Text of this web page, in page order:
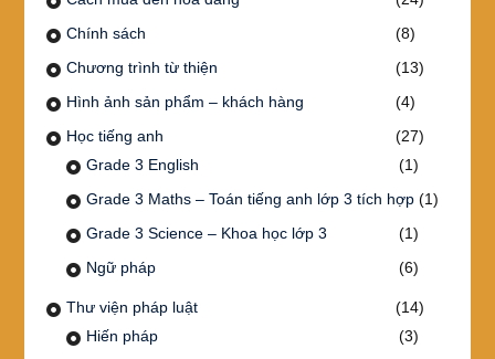
Chính sách
(8)
Chương trình từ thiện
(13)
Hình ảnh sản phẩm – khách hàng
(4)
Học tiếng anh
(27)
Grade 3 English
(1)
Grade 3 Maths – Toán tiếng anh lớp 3 tích hợp(1)
Grade 3 Science – Khoa học lớp 3
(1)
Ngữ pháp
(6)
Thư viện pháp luật
(14)
Hiến pháp
(3)